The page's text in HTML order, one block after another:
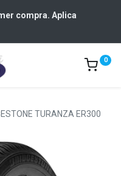
compra. Aplica
0
TURANZA ER300